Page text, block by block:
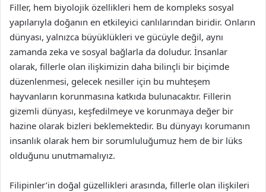
Filler, hem biyolojik özellikleri hem de kompleks sosyal
yapılarıyla doğanın en etkileyici canlılarından biridir. Onların
dünyası, yalnızca büyüklükleri ve gücüyle değil, aynı
zamanda zeka ve sosyal bağlarla da doludur. İnsanlar
olarak, fillerle olan ilişkimizin daha bilinçli bir biçimde
düzenlenmesi, gelecek nesiller için bu muhteşem
hayvanların korunmasına katkıda bulunacaktır. Fillerin
gizemli dünyası, keşfedilmeye ve korunmaya değer bir
hazine olarak bizleri beklemektedir. Bu dünyayı korumanın
insanlık olarak hem bir sorumluluğumuz hem de bir lüks
olduğunu unutmamalıyız.
Filipinler’in doğal güzellikleri arasında, fillerle olan ilişkileri